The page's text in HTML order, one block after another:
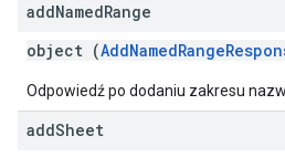
addNamedRange
object (
Odpowiedź po dodaniu zakresu
addSheet